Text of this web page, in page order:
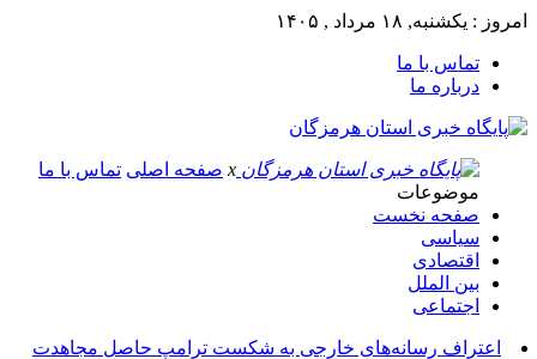
امروز : یکشنبه, ۱۸ مرداد , ۱۴۰۵
تماس با ما
درباره ما
x صفحه اصلی تماس با ما
موضوعات
صفحه نخست
سیاسی
اقتصادی
بین الملل
اجتماعی
اعتراف رسانه‌های خارجی به شکست ترامپ حاصل مجاهدت